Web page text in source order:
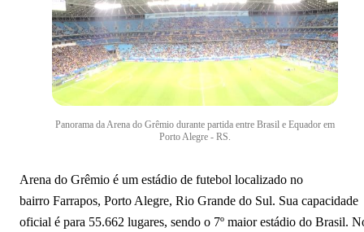
Ginásio Gigantinho
Fut Park
Arena Soccer
Estádio Olímpico Monumental
Panorama da Arena do Grêmio durante partida entre Brasil e Equador em
Porto Alegre - RS.
Arena do Grêmio é um estádio de futebol localizado no
bairro Farrapos, Porto Alegre, Rio Grande do Sul. Sua capacidade
oficial é para 55.662 lugares, sendo o 7º maior estádio do Brasil.